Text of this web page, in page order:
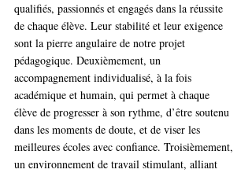
qualifiés, passionnés et engagés dans la réussite
de chaque élève. Leur stabilité et leur exigence
sont la pierre angulaire de notre projet
pédagogique. Deuxièmement, un
accompagnement individualisé, à la fois
académique et humain, qui permet à chaque
élève de progresser à son rythme, d’être soutenu
dans les moments de doute, et de viser les
meilleures écoles avec confiance. Troisièmement,
un environnement de travail stimulant, alliant